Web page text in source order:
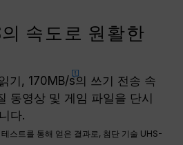
의 속도로 원활한
기, 170MB/s의 쓰기 전송 속
동영상 및 게임 파일을 단시
다.
스트를 통해 얻은 결과로, 첨단 기술 UHS-